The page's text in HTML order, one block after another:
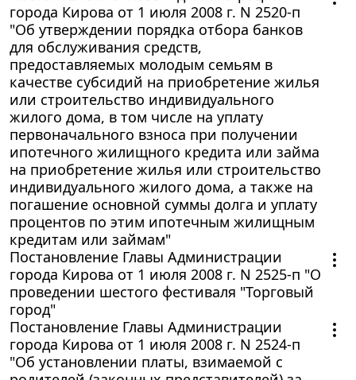
города Кирова от 1 июля 2008 г. N 2520-п
"Об утверждении порядка отбора банков
для обслуживания средств,
предоставляемых молодым семьям в
качестве субсидий на приобретение жилья
или строительство индивидуального
жилого дома, в том числе на уплату
первоначального взноса при получении
ипотечного жилищного кредита или займа
на приобретение жилья или строительство
индивидуального жилого дома, а также на
погашение основной суммы долга и уплату
процентов по этим ипотечным жилищным
кредитам или займам"
Постановление Главы Администрации
города Кирова от 1 июля 2008 г. N 2525-п "О
проведении шестого фестиваля "Торговый
город"
Постановление Главы Администрации
города Кирова от 1 июля 2008 г. N 2524-п
"Об установлении платы, взимаемой с